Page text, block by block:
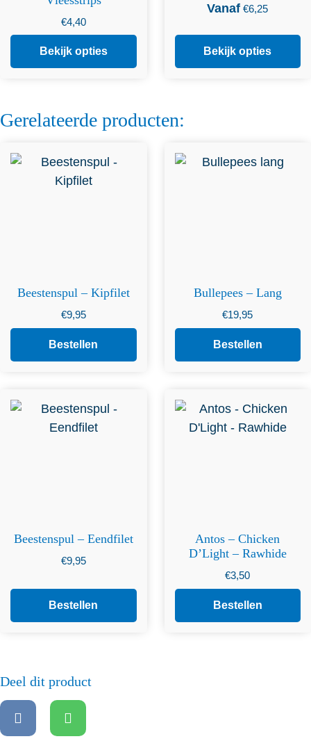
€4,40
Bekijk opties
Vanaf €6,25
Bekijk opties
Gerelateerde producten:
Beestenspul – Kipfilet
€9,95
Bestellen
Bullepees – Lang
€19,95
Bestellen
Beestenspul – Eendfilet
€9,95
Bestellen
Antos – Chicken
D’Light – Rawhide
€3,50
Bestellen
Deel dit product